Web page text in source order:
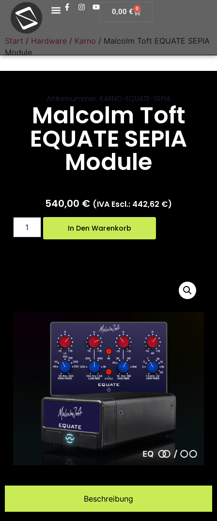
0,00 € 0
Start / Hardware / Karno / Malcolm Toft EQUATE SEPIA
Module
Artikelnummer: KARNO-EQUATE-SEPIA
Malcolm Toft
EQUATE SEPIA
Module
540,00 € (IVA Escl.: 442,62 €)
In Den Warenkorb
Beschreibung